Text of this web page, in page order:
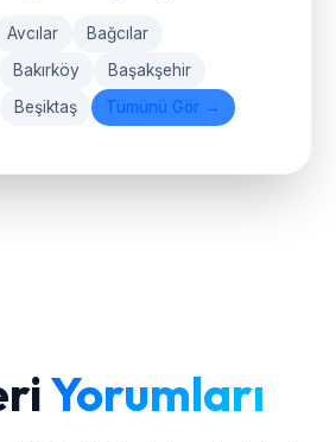
Avcılar
Bağcılar
Bakırköy
Başakşehir
Beşiktaş Tümünü Gör →
Yorumları